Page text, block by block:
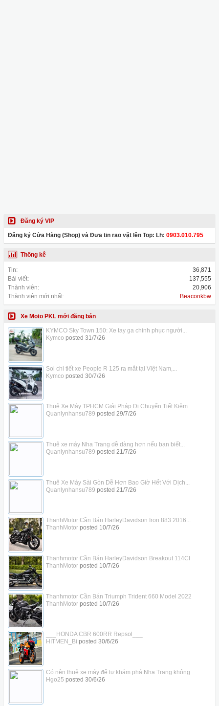
Đăng ký VIP
Đăng ký Cửa Hàng (Shop) và Đưa tin rao vặt lên Top: Lh: 0903.010.795
Thống kê
Tin:
36,871
Bài viết:
137,555
Thành viên:
20,906
Thành viên mới nhất:
Beaconkbw
Xe Moto PKL mới đăng bán
KYMCO Sky Town 150: Xe tay ga chinh phục người...
Kymco posted 31/7/26
Soi chi tiết xe People R 125 ra mắt tại Việt Nam,...
Kymco posted 30/7/26
Thuê Xe Máy TPHCM Giải Pháp Di Chuyển Tiết Kiệm
Quanlynhansu789 posted 29/7/26
Thuê xe máy Nha Trang dễ dàng hơn nếu bạn biết...
Quanlynhansu789 posted 21/7/26
Thuê Xe Máy Sài Gòn Dễ Hơn Bao Giờ Hết Với Dịch...
Quanlynhansu789 posted 21/7/26
ThanhMotor Cần Bán HarleyDavidson Iron 883 2016...
ThanhMotorposted 10/7/26
Thanhmotor Cần Bán HarleyDavidson Breakout 114CI
ThanhMotorposted 10/7/26
Thanhmotor Cần Bán Triumph Trident 660 Model 2022
ThanhMotorposted 10/7/26
___HONDA CBR 600RR Repsol___
HITMEN_Bi posted 30/6/26
Có nên thuê xe máy để tự khám phá Nha Trang không
Hgo25 posted 30/6/26